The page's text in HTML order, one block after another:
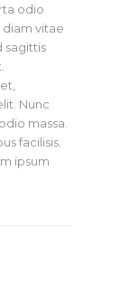
odio
diam vitae
sagittis
Nunc
massa.
facilisis.
ipsum